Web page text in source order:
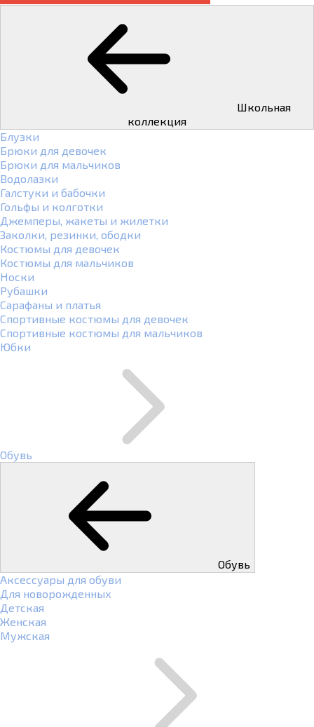
коллекция
Блузки
Брюки для девочек
Брюки для мальчиков
Водолазки
Галстуки и бабочки
Гольфы и колготки
Джемперы, жакеты и жилетки
Заколки, резинки, ободки
Костюмы для девочек
Костюмы для мальчиков
Носки
Рубашки
Сарафаны и платья
Спортивные костюмы для девочек
Спортивные костюмы для мальчиков
Юбки
Обувь
Обувь
Аксессуары для обуви
Для новорожденных
Детская
Женская
Мужская